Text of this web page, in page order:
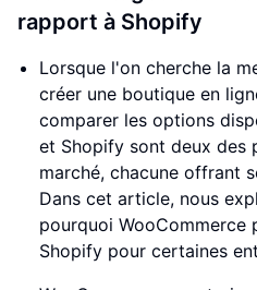
rapport à Shopify
Lorsque l'on cherche la
créer une boutique en
comparer les options
et Shopify sont deux des
marché, chacune offrant
Dans cet article, nous
pourquoi WooCommerce
Shopify pour certaines